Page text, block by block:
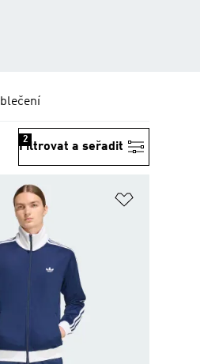
Filtrovat a seřadit
2
přání